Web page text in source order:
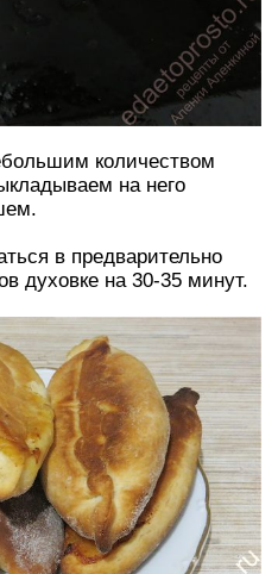
количеством
на него
в предварительно
духовке на 30-35 минут.